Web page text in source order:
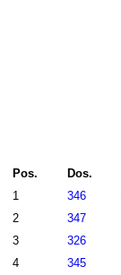
Pos. Dos.
1
346
2
347
3
326
4
345